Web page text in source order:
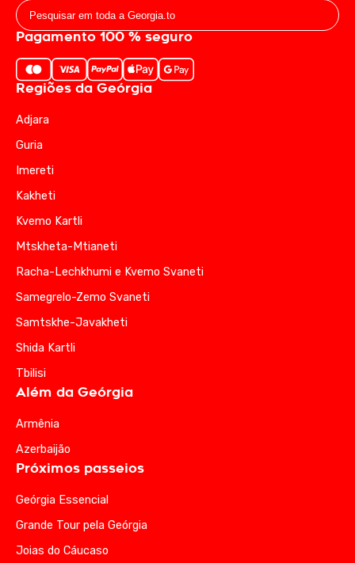
Pagamento 100 % seguro
Regiões da Geórgia
Adjara
Guria
Imereti
Kakheti
Kvemo Kartli
Mtskheta-Mtianeti
Racha-Lechkhumi e Kvemo Svaneti
Samegrelo-Zemo Svaneti
Samtskhe-Javakheti
Shida Kartli
Tbilisi
Além da Geórgia
Armênia
Azerbaijão
Próximos passeios
Geórgia Essencial
Grande Tour pela Geórgia
Joias do Cáucaso